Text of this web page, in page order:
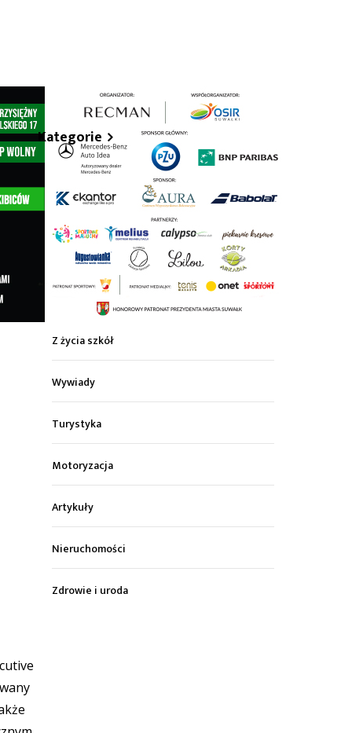
Kategorie
Z życia miasta
Kultura
Wiadomości z regionu
Z życia szkół
Wywiady
Turystyka
Motoryzacja
Artykuły
Nieruchomości
Zdrowie i uroda